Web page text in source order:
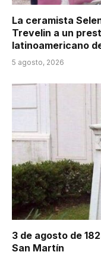
La ceramista
Trevelin a un
latinoamericano
5 agosto, 2026
3 de agosto de
San Martín